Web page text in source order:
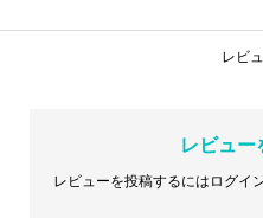
レビ
レビュー
レビューを投稿するには ログイ